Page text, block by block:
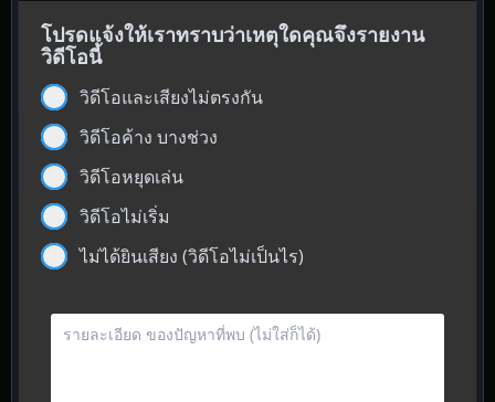
โปรดแจ้งให้เราทราบว่าเหตุใดคุณจึงรายงาน
วิดีโอนี้
วิดีโอและเสียงไม่ตรงกัน
วิดีโอค้าง บางช่วง
วิดีโอหยุดเล่น
วิดีโอไม่เริ่ม
ไม่ได้ยินเสียง (วิดีโอไม่เป็นไร)